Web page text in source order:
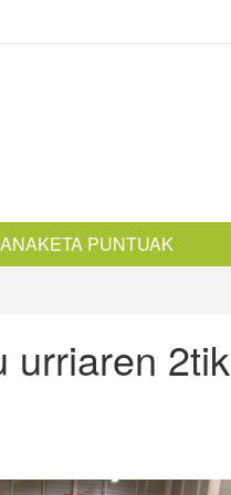
PUNTUAK
urriaren 2tik